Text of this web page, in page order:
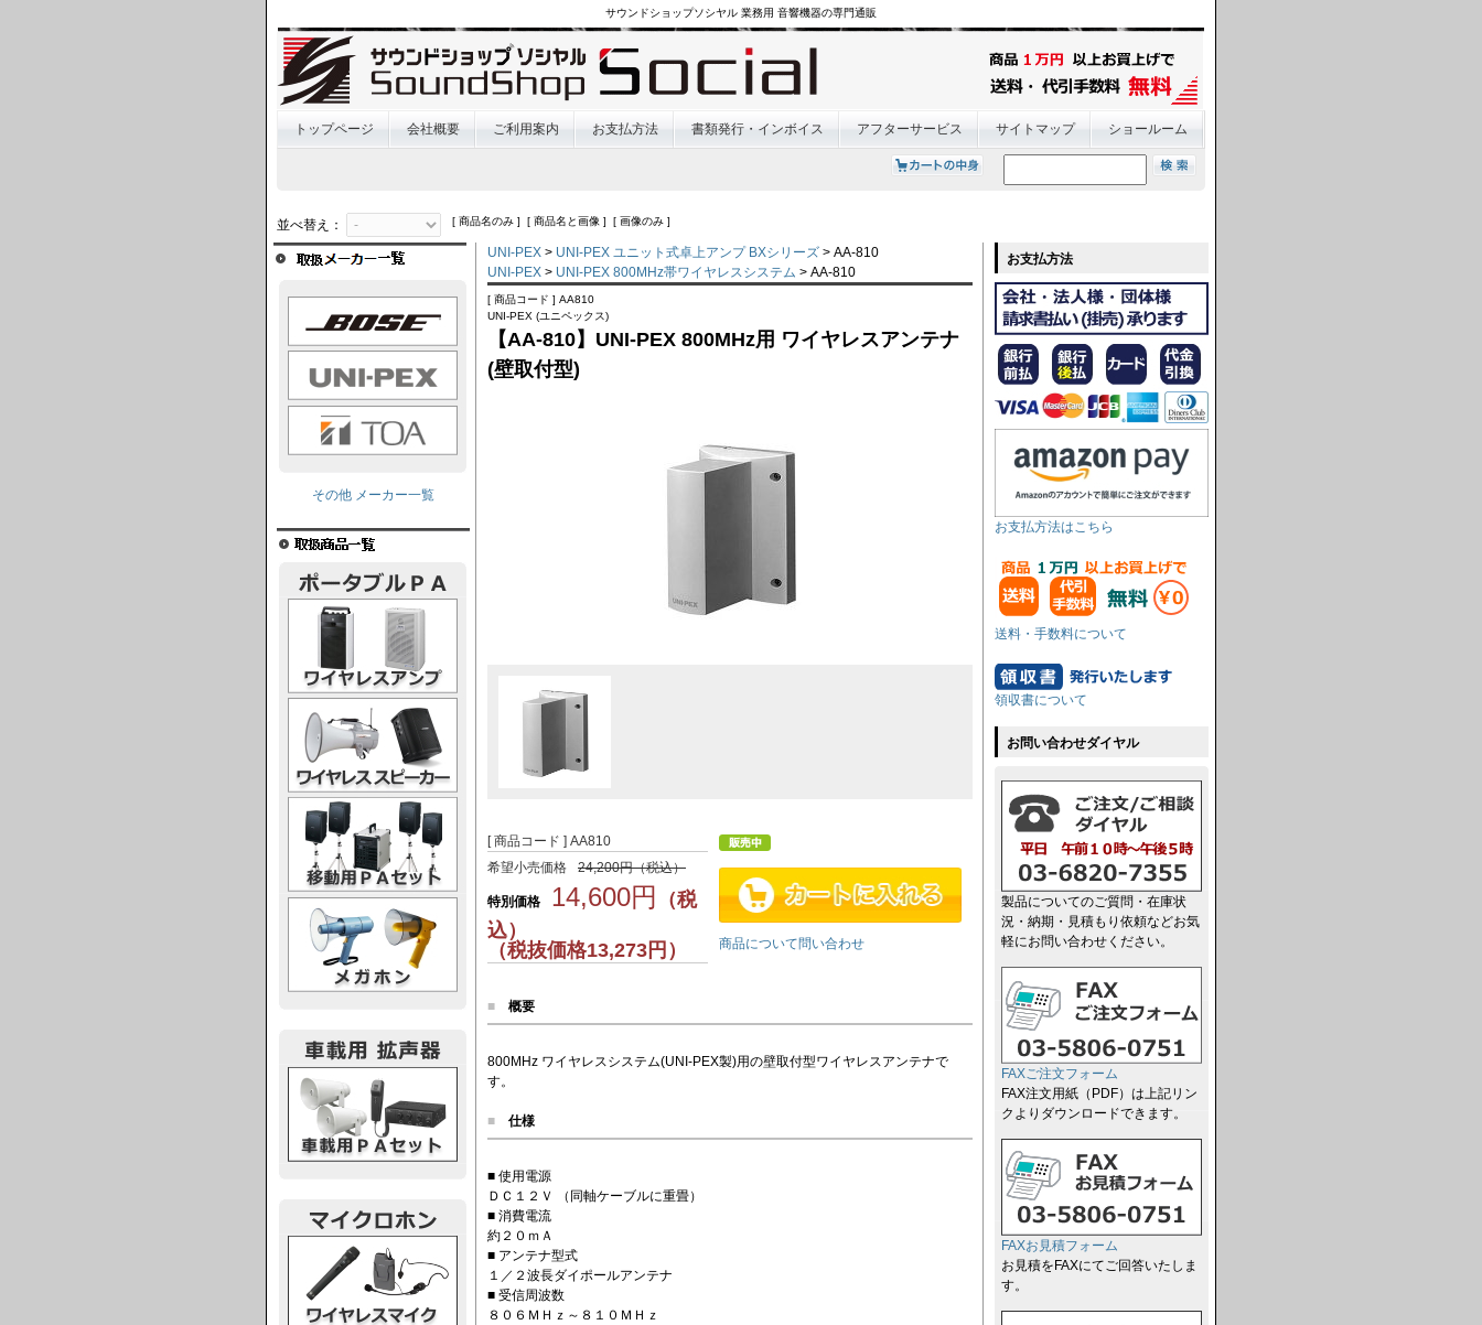
サウンドショップソシヤル 業務用 音響機器の専門通販
トップページ 会社概要 ご利用案内 お支払方法 書類発行・インボイス アフターサービス サイトマップ ショールーム
並べ替え： [ 商品名のみ ] [ 商品名と画像 ] [ 画像のみ ]
UNI-PEX > UNI-PEX ユニット式卓上アンプ BXシリーズ > AA-810
UNI-PEX > UNI-PEX 800MHz帯ワイヤレスシステム > AA-810
[ 商品コード ] AA810
UNI-PEX (ユニペックス)
【AA-810】UNI-PEX 800MHz用 ワイヤレスアンテナ
(壁取付型)
[ 商品コード ] AA810
希望小売価格
24,200円（税込）
特別価格 14,600円 （税
込）
（税抜価格13,273円）
商品について問い合わせ
■ 概要
800MHz ワイヤレスシステム(UNI-PEX製)用の壁取付型ワイヤレスアンテナで
す。
■ 仕様
■ 使用電源
ＤＣ１２Ｖ （同軸ケーブルに重畳）
■ 消費電流
約２０ｍＡ
■ アンテナ型式
１／２波長ダイポールアンテナ
■ 受信周波数
８０６ＭＨｚ～８１０ＭＨｚ
その他 メーカー一覧
お支払方法
お支払方法はこちら
送料・手数料について
領収書について
お問い合わせダイヤル
製品についてのご質問・在庫状
況・納期・見積もり依頼などお気
軽にお問い合わせください。
FAXご注文フォーム
FAX注文用紙（PDF）は上記リン
クよりダウンロードできます。
FAXお見積フォーム
お見積をFAXにてご回答いたしま
す。